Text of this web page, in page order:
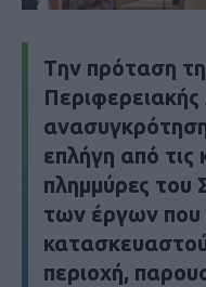
Tην πρόταση
επλήγη από τις
πλημμύρες του
των έργων που
περιοχή,